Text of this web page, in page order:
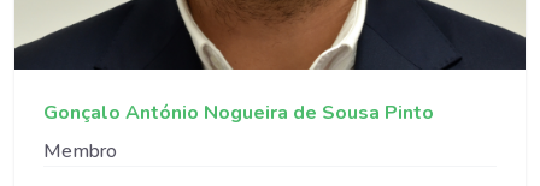
Gonçalo António Nogueira de Sousa Pinto
Membro